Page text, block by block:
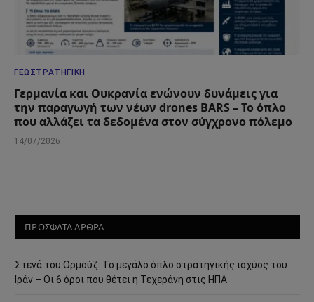
ΓΕΩΣΤΡΑΤΗΓΙΚΉ
Γερμανία και Ουκρανία ενώνουν δυνάμεις για
την παραγωγή των νέων drones BARS – Το όπλο
που αλλάζει τα δεδομένα στον σύγχρονο πόλεμο
14/07/2026
ΠΡΟΣΦΑΤΑ ΑΡΘΡΑ
Στενά του Ορμούζ: Το μεγάλο όπλο στρατηγικής ισχύος του
Ιράν – Οι 6 όροι που θέτει η Τεχεράνη στις ΗΠΑ